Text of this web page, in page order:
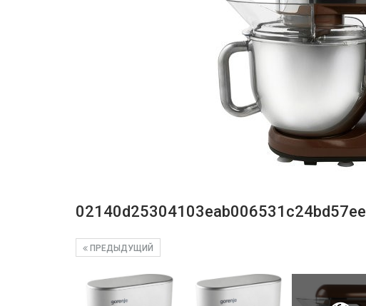
02140d25304103eab006531c24bd57ee
ПРЕДЫДУЩИЙ